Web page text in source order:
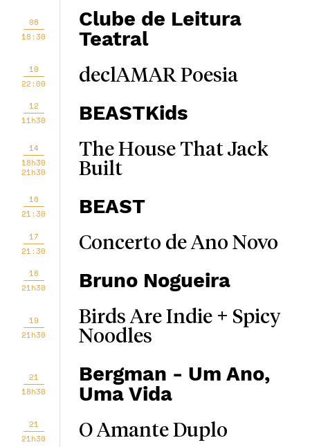
08
18:30
Clube de Leitura
Teatral
10
22:00
declAMAR Poesia
12
11h30
BEASTKids
14
18h30
21h30
The House That Jack
Built
16
21:30
BEAST
17
21:30
Concerto de Ano Novo
18
21h30
Bruno Nogueira
19
21h30
Birds Are Indie + Spicy
Noodles
21
18h30
Bergman - Um Ano,
Uma Vida
21
21h30
O Amante Duplo